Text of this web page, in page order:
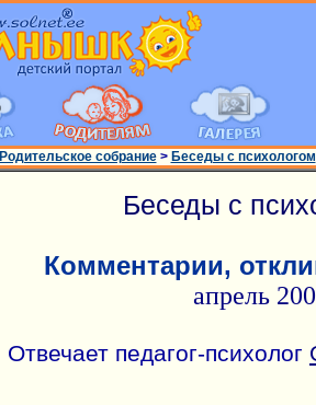
Родительское собрание> Беседы с психологом
Беседы с
Комментарии,
апрель
Отвечает педагог-психолог